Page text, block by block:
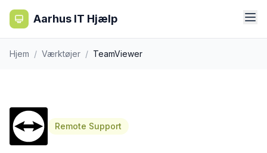
Aarhus IT Hjælp
Hjem / Værktøjer / TeamViewer
Remote Support